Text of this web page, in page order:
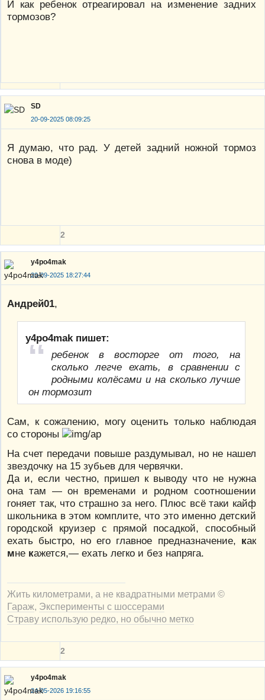
И как ребенок отреагировал на изменение задних
тормозов?
SD
20-09-2025 08:09:25
Я думаю, что рад. У детей задний ножной тормоз
снова в моде)
2
y4po4mak
20-09-2025 18:27:44
Андрей01,
y4po4mak пишет:
ребенок в восторге от того, на
сколько легче ехать, в сравнении с
родными колёсами и на сколько лучше
он тормозит
Сам, к сожалению, могу оценить только наблюдая
со стороны
На счет передачи повыше раздумывал, но не нашел
звездочку на 15 зубьев для червячки.
Да и, если честно, пришел к выводу что не нужна
она там — он временами и родном соотношении
гоняет так, что страшно за него. Плюс всё таки кайф
школьника в этом комплите, что это именно детский
городской круизер с прямой посадкой, способный
ехать быстро, но его главное предназначение, как
мне кажется,— ехать легко и без напряга.
Жить километрами, а не квадратными метрами ©
Гараж, Эксперименты с шоссерами
Страву использую редко, но обычно метко
2
y4po4mak
24-05-2026 19:16:55